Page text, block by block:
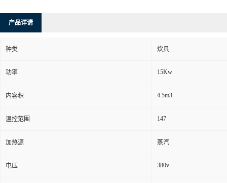
产品详请
种类 炊具
功率 15Kw
内容积 4.5m3
温控范围 147
加热源 蒸汽
电压 380v